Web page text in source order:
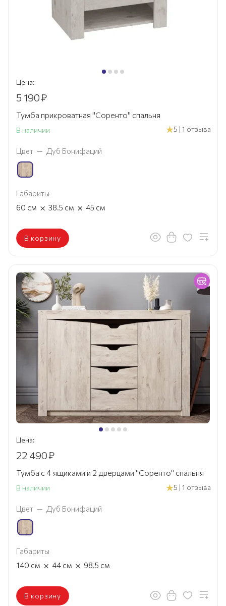
Цена:
5 190₽
Тумба прикроватная "Соренто" спальня
В наличии 5 | 1 отзыва
Цвет — Дуб Бонифаций
Габариты
60 см × 38.5 см × 45 см
В корзину
Цена:
22 490₽
Тумба с 4 ящиками и 2 дверцами "Соренто" спальня
В наличии 5 | 1 отзыва
Цвет — Дуб Бонифаций
Габариты
140 см × 44 см × 98.5 см
В корзину